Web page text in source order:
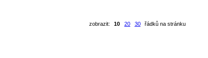
zobrazit:
10 20 30 řádků na stránku